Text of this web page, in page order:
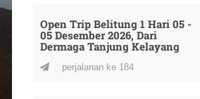
Open Trip Belitung 1 Hari 05 -
05 Desember 2026, Dari
Dermaga Tanjung Kelayang
perjalanan ke 184